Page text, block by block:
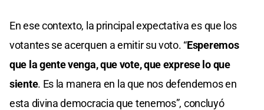
En ese contexto, la principal expectativa es que los
votantes se acerquen a emitir su voto. “Esperemos
que la gente venga, que vote, que exprese lo que
siente. Es la manera en la que nos defendemos en
esta divina democracia que tenemos”, concluyó